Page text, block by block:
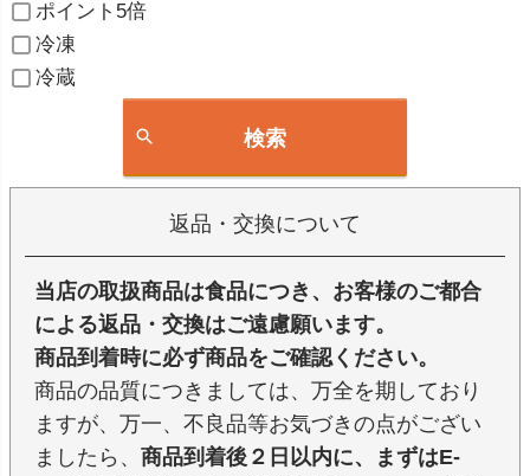
ポイント5倍
冷凍
冷蔵
検索
返品・交換について
当店の取扱商品は食品につき、お客様のご都合
による返品・交換はご遠慮願います。
商品到着時に必ず商品をご確認ください。
商品の品質につきましては、万全を期しており
ますが、万一、不良品等お気づきの点がござい
ましたら、 商品到着後２日以内に、まずはE-